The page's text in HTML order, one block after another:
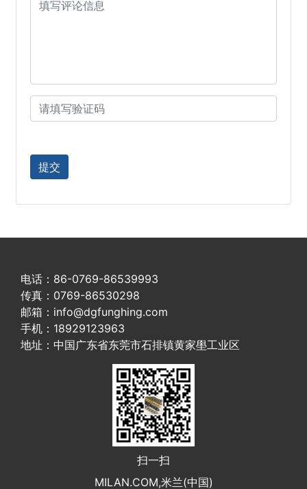
电话：86-0769-86539993
传真：0769-86530298
邮箱：info@dgfunghing.com
手机：18929123963
地址：中国广东省东莞市石排镇黄家壆工业区
扫一扫
MILAN.COM,米兰(中国)